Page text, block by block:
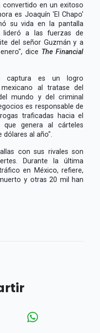
convertido en un exitoso
es Joaquín 'El Chapo'
su vida en la pantalla
lideró a las fuerzas de
del señor Guzmán y a
dice The Financial
captura es un logro
al tratase del
mundo y del criminal
es responsable de
traficadas hacia el
genera al cárteles
al año".
con sus rivales son
Durante la última
en México, refiere,
y otras 20 mil han